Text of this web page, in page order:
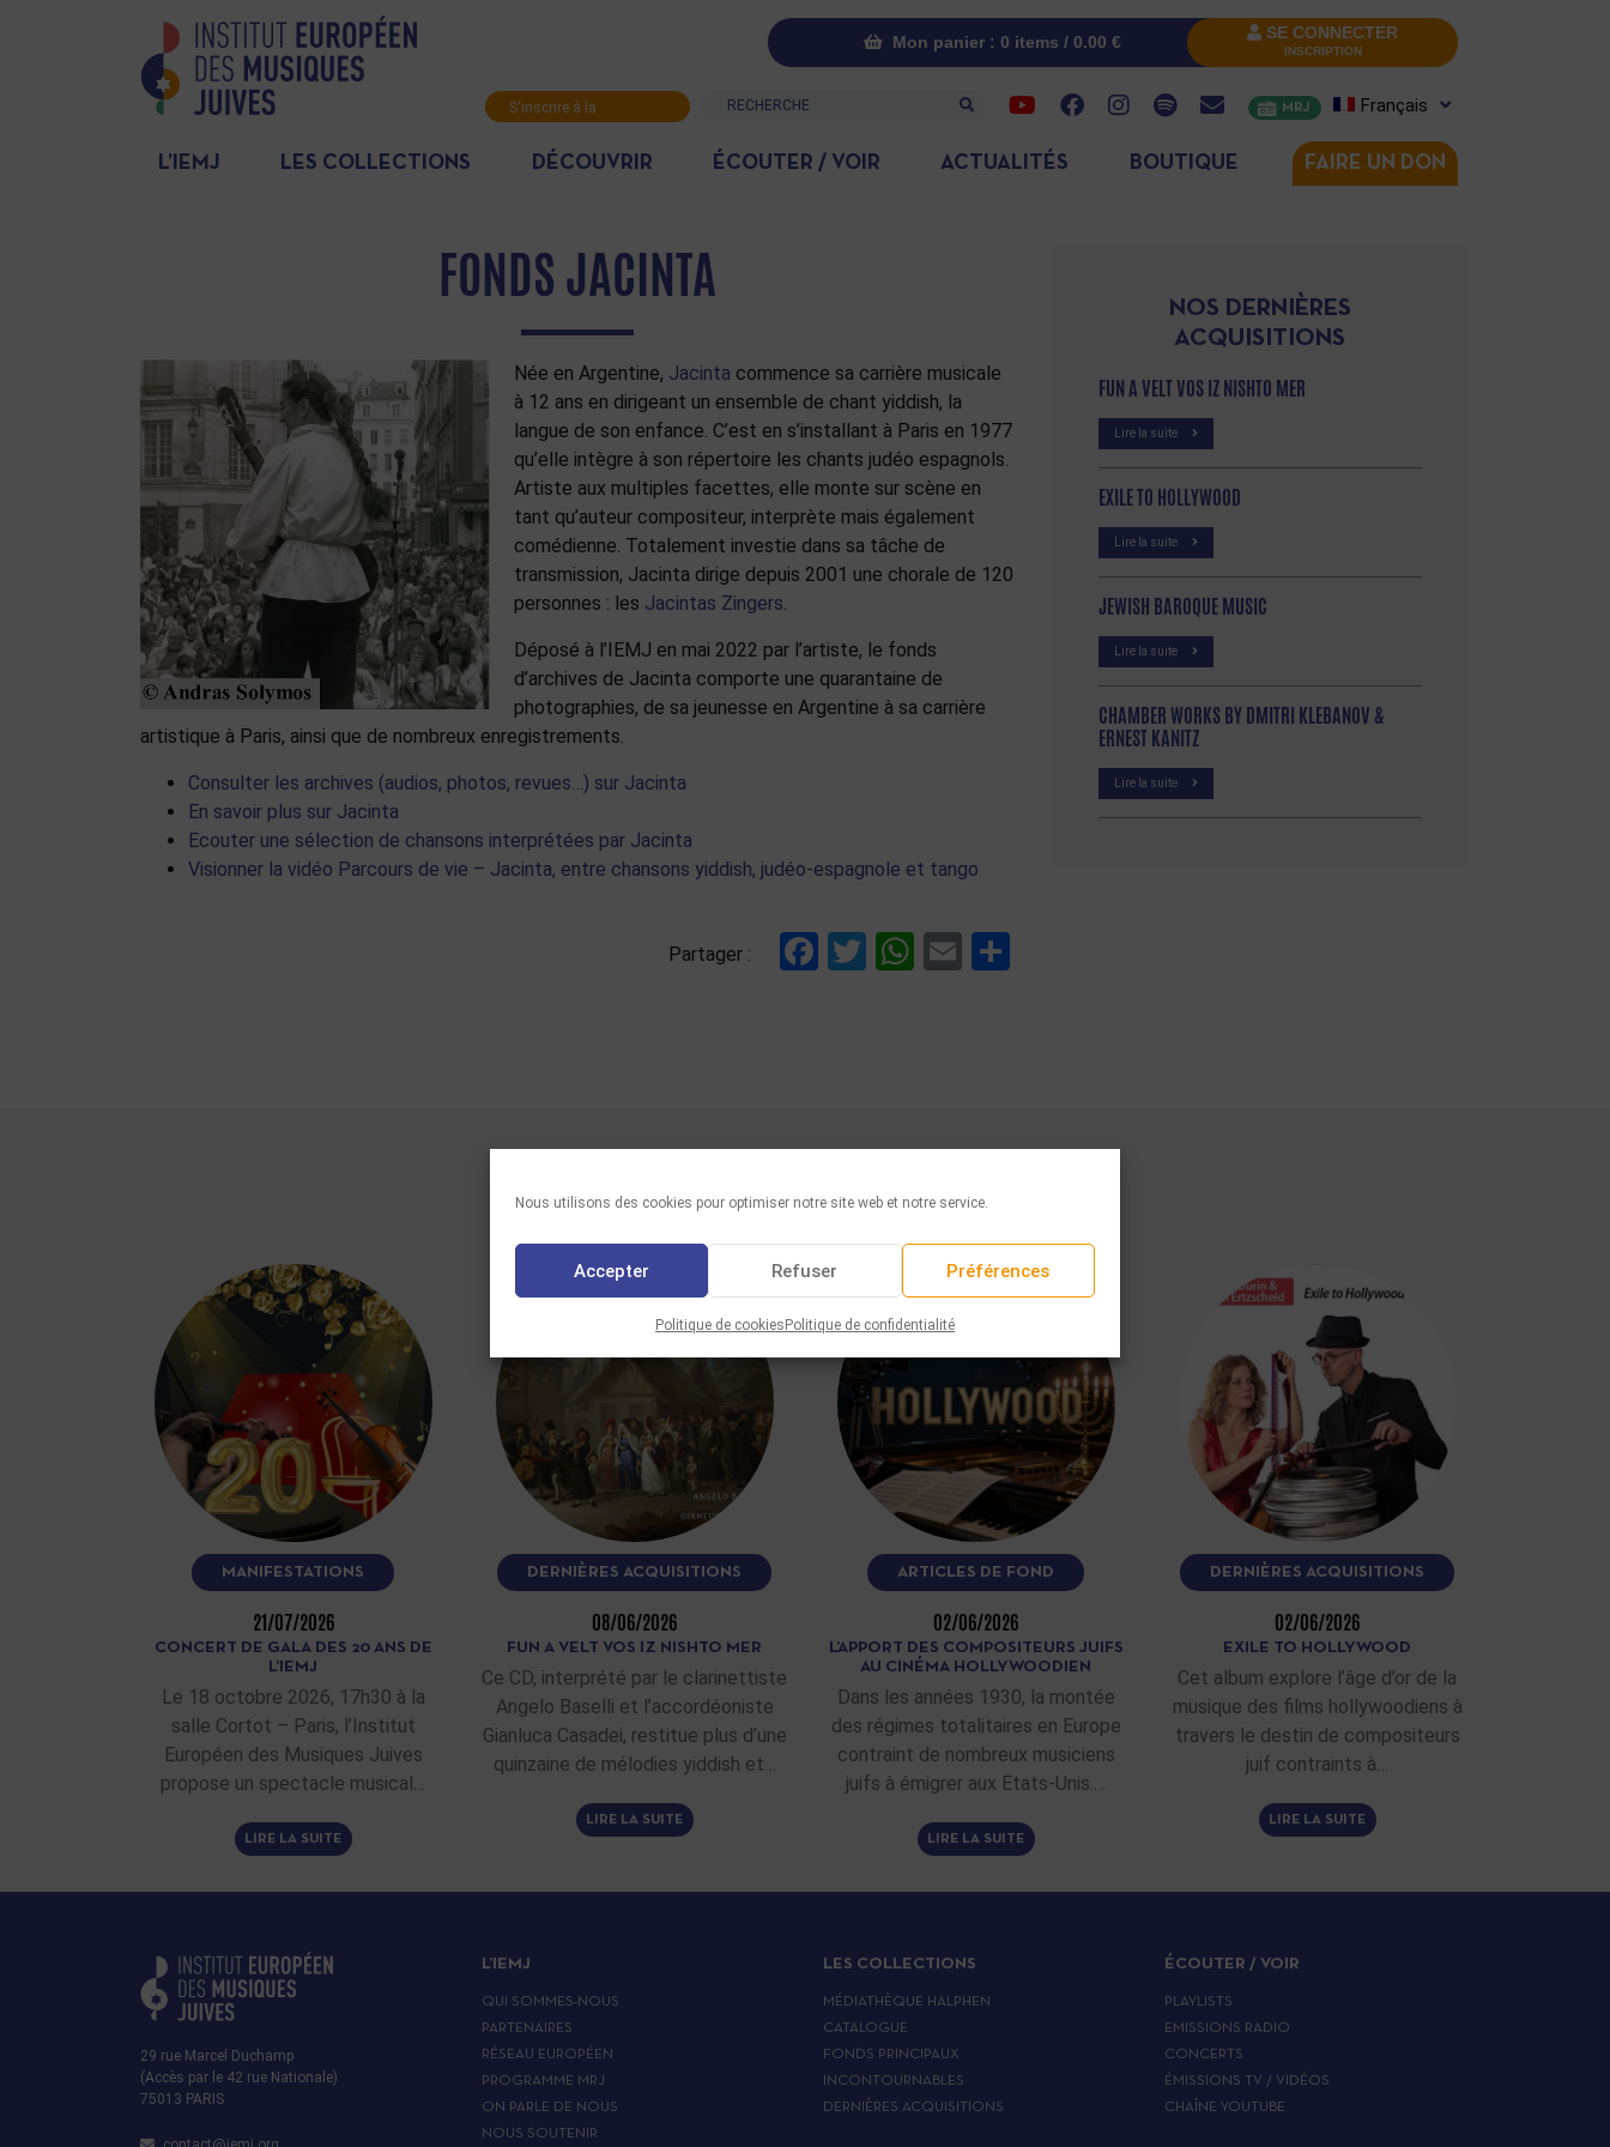
Nous utilisons des cookies pour optimiser notre site web et notre service.
Accepter Refuser Préférences
Politique de cookies Politique de confidentialité
Mon panier : 0 items / 0.00 € SE CONNECTER
INSCRIPTION
S'inscrire à la
Recherche MRJ Français
L’IEMJ LES COLLECTIONS DÉCOUVRIR ÉCOUTER / VOIR ACTUALITÉS BOUTIQUE FAIRE UN DON
FONDS JACINTA
Née en Argentine, Jacinta commence sa carrière musicale
à 12 ans en dirigeant un ensemble de chant yiddish, la
langue de son enfance. C’est en s’installant à Paris en 1977
qu’elle intègre à son répertoire les chants judéo espagnols.
Artiste aux multiples facettes, elle monte sur scène en
tant qu’auteur compositeur, interprète mais également
comédienne. Totalement investie dans sa tâche de
transmission, Jacinta dirige depuis 2001 une chorale de 120
personnes : les Jacintas Zingers.
Déposé à l’IEMJ en mai 2022 par l’artiste, le fonds
d’archives de Jacinta comporte une quarantaine de
photographies, de sa jeunesse en Argentine à sa carrière
artistique à Paris, ainsi que de nombreux enregistrements.
Consulter les archives (audios, photos, revues…) sur Jacinta
En savoir plus sur Jacinta
Ecouter une sélection de chansons interprétées par Jacinta
Visionner la vidéo Parcours de vie – Jacinta, entre chansons yiddish, judéo-espagnole et tango
Partager : Facebook
Twitter
WhatsApp
Email
NOS DERNIÈRES
ACQUISITIONS
FUN A VELT VOS IZ NISHTO MER
Lire la suite
EXILE TO HOLLYWOOD
Lire la suite
JEWISH BAROQUE MUSIC
Lire la suite
CHAMBER WORKS BY DMITRI KLEBANOV &
ERNEST KANITZ
Lire la suite
VOUS AIMEREZ AUSSI
MANIFESTATIONS
21/07/2026
CONCERT DE GALA DES 20 ANS DE
L’IEMJ
Le 18 octobre 2026, 17h30 à la
salle Cortot – Paris, l’Institut
Européen des Musiques Juives
propose un spectacle musical…
LIRE LA SUITE
DERNIÈRES ACQUISITIONS
08/06/2026
FUN A VELT VOS IZ NISHTO MER
Ce CD, interprété par le clarinettiste
Angelo Baselli et l’accordéoniste
Gianluca Casadei, restitue plus d’une
quinzaine de mélodies yiddish et…
LIRE LA SUITE
ARTICLES DE FOND
02/06/2026
L’APPORT DES COMPOSITEURS JUIFS
AU CINÉMA HOLLYWOODIEN
Dans les années 1930, la montée
des régimes totalitaires en Europe
contraint de nombreux musiciens
juifs à émigrer aux Etats-Unis.…
LIRE LA SUITE
DERNIÈRES ACQUISITIONS
02/06/2026
EXILE TO HOLLYWOOD
Cet album explore l’âge d’or de la
musique des films hollywoodiens à
travers le destin de compositeurs
juif contraints à…
LIRE LA SUITE
29 rue Marcel Duchamp
(Accès par le 42 rue Nationale)
75013 PARIS
L’IEMJ
QUI SOMMES-NOUS
PARTENAIRES
RÉSEAU EUROPÉEN
PROGRAMME MRJ
ON PARLE DE NOUS
NOUS SOUTENIR
LES COLLECTIONS
MÉDIATHÈQUE HALPHEN
CATALOGUE
FONDS PRINCIPAUX
INCONTOURNABLES
DERNIÈRES ACQUISITIONS
ÉCOUTER / VOIR
PLAYLISTS
EMISSIONS RADIO
CONCERTS
ÉMISSIONS TV / VIDÉOS
CHAÎNE YOUTUBE